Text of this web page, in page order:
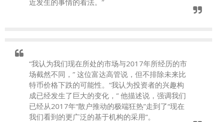
“我认为我们现在所处的市场与2017年所经历的市
场截然不同，” 这位富达高管说，但不排除未来比
特币价格下跌的可能性。“我认为投资者的兴趣构
成已经发生了巨大的变化，” 他描述说，强调我们
已经从2017年“散户推动的极端狂热”走到了“现在
我们看到的更广泛的基于机构的采用”。